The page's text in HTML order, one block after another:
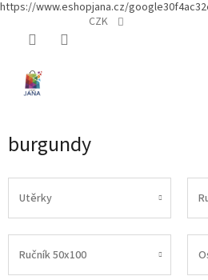
https://www.eshopjana.cz/
CZK
burgundy
Utěrky
Ručník 50x100